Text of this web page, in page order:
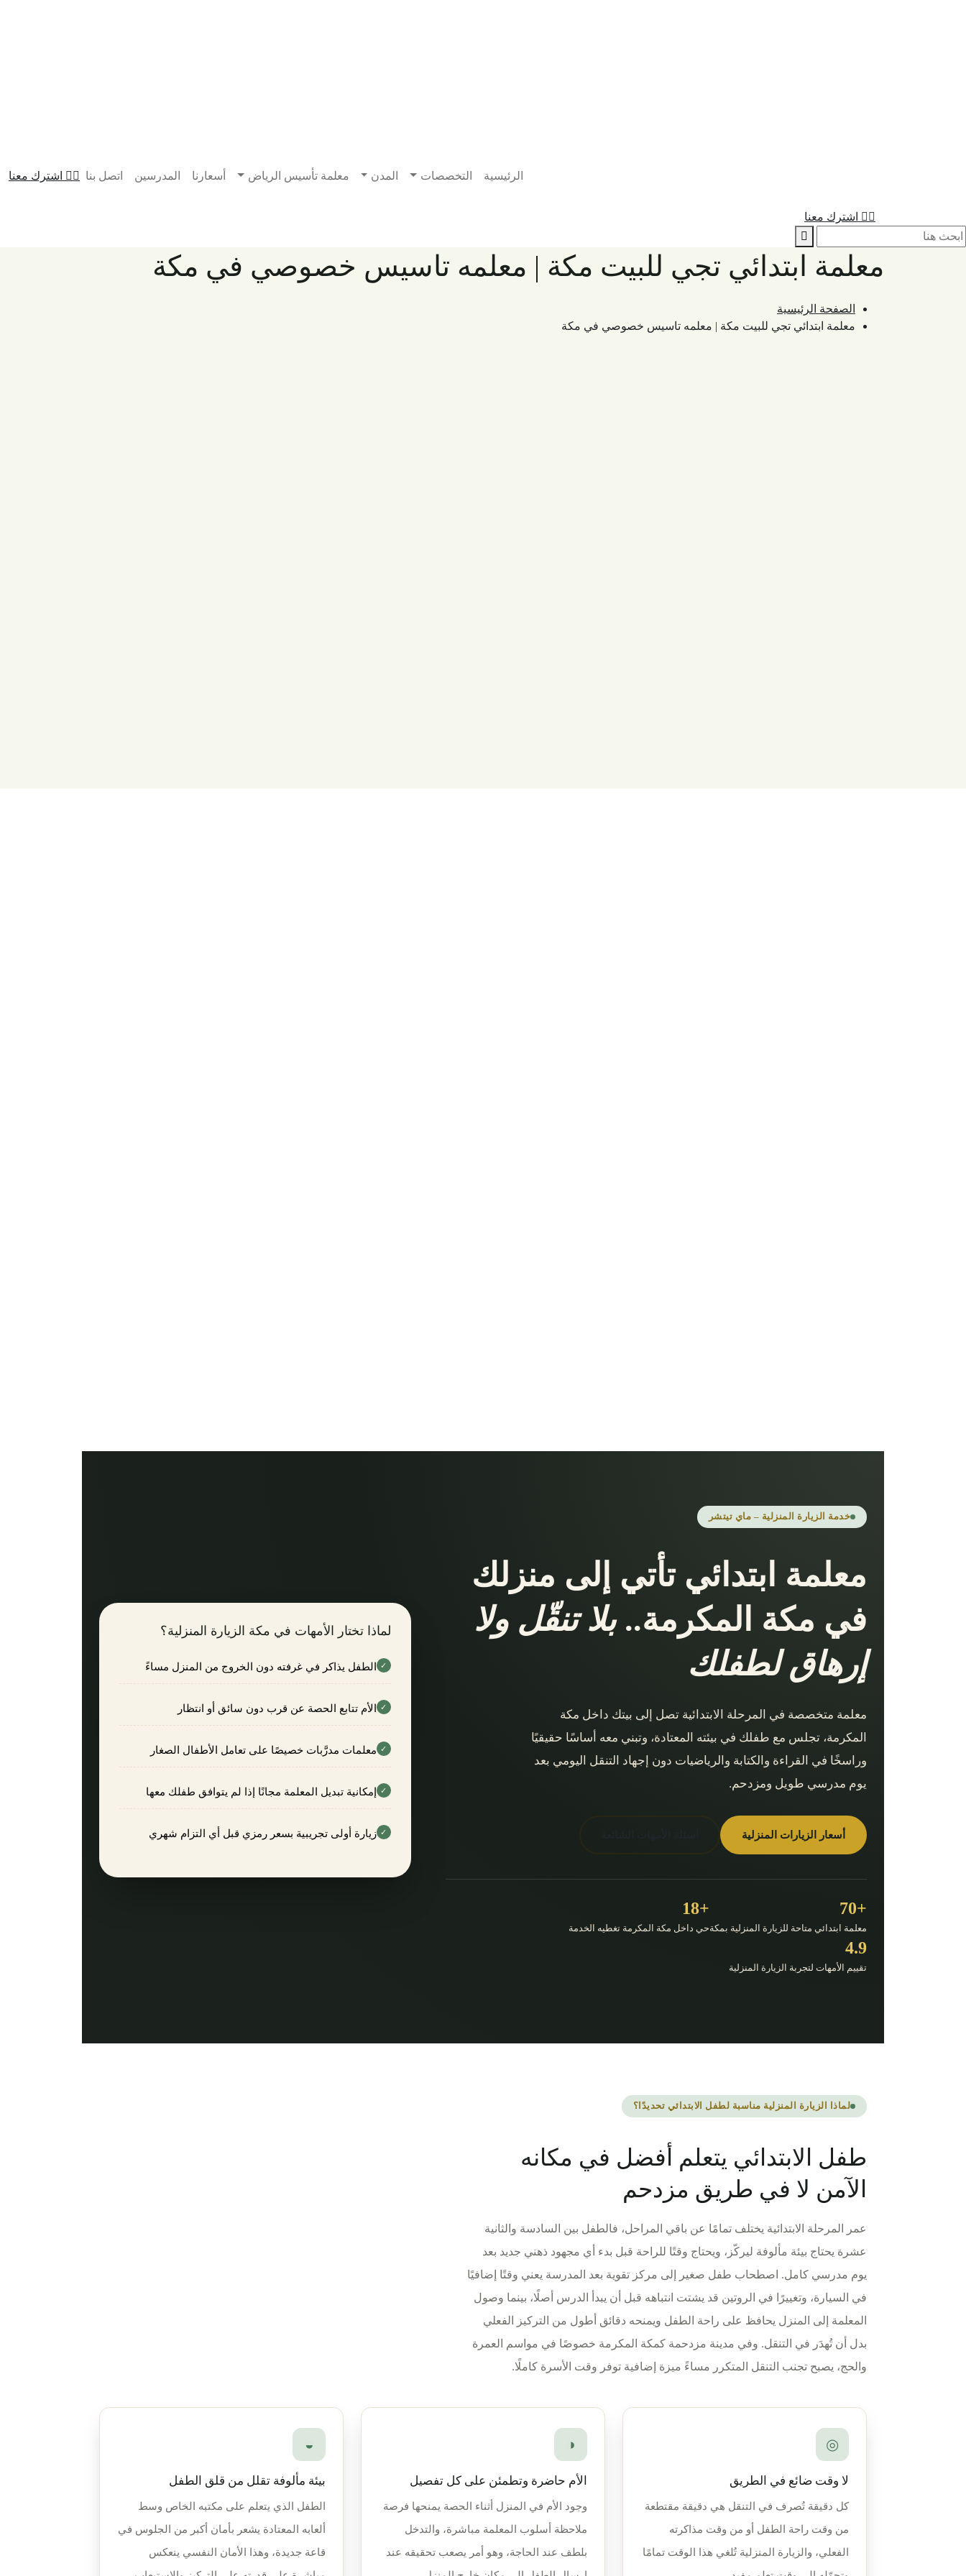
الرئيسية التخصصات المدن معلمة تأسيس الرياض أسعارنا المدرسين اتصل بنا اشترك معنا
اشترك معنا
معلمة ابتدائي تجي للبيت مكة | معلمه تاسيس خصوصي في مكة
الصفحة الرئيسية
معلمة ابتدائي تجي للبيت مكة | معلمه تاسيس خصوصي في مكة
خدمة الزيارة المنزلية – ماي تيتشر
معلمة ابتدائي تأتي إلى منزلك
في مكة المكرمة..بلا تنقّل ولا
إرهاق لطفلك
معلمة متخصصة في المرحلة الابتدائية تصل إلى بيتك داخل مكة
المكرمة، تجلس مع طفلك في بيئته المعتادة، وتبني معه أساسًا حقيقيًا
وراسخًا في القراءة والكتابة والرياضيات دون إجهاد التنقل اليومي بعد
يوم مدرسي طويل ومزدحم.
أسعار الزيارات المنزلية
+70
معلمة ابتدائي متاحة للزيارة المنزلية بمكة
+18
حي داخل مكة المكرمة تغطيه الخدمة
4.9
تقييم الأمهات لتجربة الزيارة المنزلية
لماذا تختار الأمهات في مكة الزيارة المنزلية؟
✓ الطفل يذاكر في غرفته دون الخروج من المنزل مساءً
✓ الأم تتابع الحصة عن قرب دون سائق أو انتظار
✓ معلمات مدرَّبات خصيصًا على تعامل الأطفال الصغار
✓ إمكانية تبديل المعلمة مجانًا إذا لم يتوافق طفلك معها
✓ زيارة أولى تجريبية بسعر رمزي قبل أي التزام شهري
لماذا الزيارة المنزلية مناسبة لطفل الابتدائي تحديدًا؟
طفل الابتدائي يتعلم أفضل في مكانه
الآمن لا في طريق مزدحم
عمر المرحلة الابتدائية يختلف تمامًا عن باقي المراحل، فالطفل بين السادسة والثانية
عشرة يحتاج بيئة مألوفة ليركّز، ويحتاج وقتًا للراحة قبل بدء أي مجهود ذهني جديد بعد
يوم مدرسي كامل. اصطحاب طفل صغير إلى مركز تقوية بعد المدرسة يعني وقتًا إضافيًا
في السيارة، وتغييرًا في الروتين قد يشتت انتباهه قبل أن يبدأ الدرس أصلًا، بينما وصول
المعلمة إلى المنزل يحافظ على راحة الطفل ويمنحه دقائق أطول من التركيز الفعلي
بدل أن تُهدَر في التنقل. وفي مدينة مزدحمة كمكة المكرمة خصوصًا في مواسم العمرة
والحج، يصبح تجنب التنقل المتكرر مساءً ميزة إضافية توفر وقت الأسرة كاملًا.
◎
لا وقت ضائع في الطريق
كل دقيقة تُصرف في التنقل هي دقيقة مقتطعة
من وقت راحة الطفل أو من وقت مذاكرته
الفعلي، والزيارة المنزلية تُلغي هذا الوقت تمامًا
◑
الأم حاضرة وتطمئن على كل تفصيل
وجود الأم في المنزل أثناء الحصة يمنحها فرصة
ملاحظة أسلوب المعلمة مباشرة، والتدخل
بلطف عند الحاجة، وهو أمر يصعب تحقيقه عند
◒
بيئة مألوفة تقلل من قلق الطفل
الطفل الذي يتعلم على مكتبه الخاص وسط
ألعابه المعتادة يشعر بأمان أكبر من الجلوس في
قاعة جديدة، وهذا الأمان النفسي ينعكس